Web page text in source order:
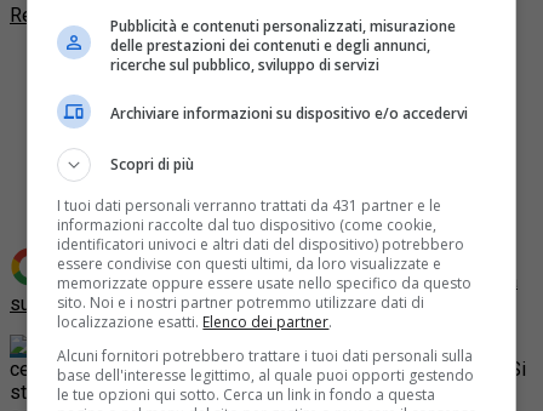
Redazione Quotidiano Piemontese
Share
Tweet
Aggiungi Quotidiano Piemontese come Fonte preferita
su Google
Il 6 aprile si terranno le primarie del
centro destra in vista delle elezioni regionali del Piemonte Si
stanno delineando le candidature con Fratelli d’Italia che
Pubblicità e contenuti personalizzati, misurazione
delle prestazioni dei contenuti e degli annunci,
ricerche sul pubblico, sviluppo di servizi
Archiviare informazioni su dispositivo e/o accedervi
Scopri di più
I tuoi dati personali verranno trattati da 431 partner e le
informazioni raccolte dal tuo dispositivo (come cookie,
identificatori univoci e altri dati del dispositivo) potrebbero
essere condivise con questi ultimi, da loro visualizzate e
memorizzate oppure essere usate nello specifico da questo
sito. Noi e i nostri partner potremmo utilizzare dati di
localizzazione esatti. Elenco dei partner.
Alcuni fornitori potrebbero trattare i tuoi dati personali sulla
base dell'interesse legittimo, al quale puoi opporti gestendo
le tue opzioni qui sotto. Cerca un link in fondo a questa